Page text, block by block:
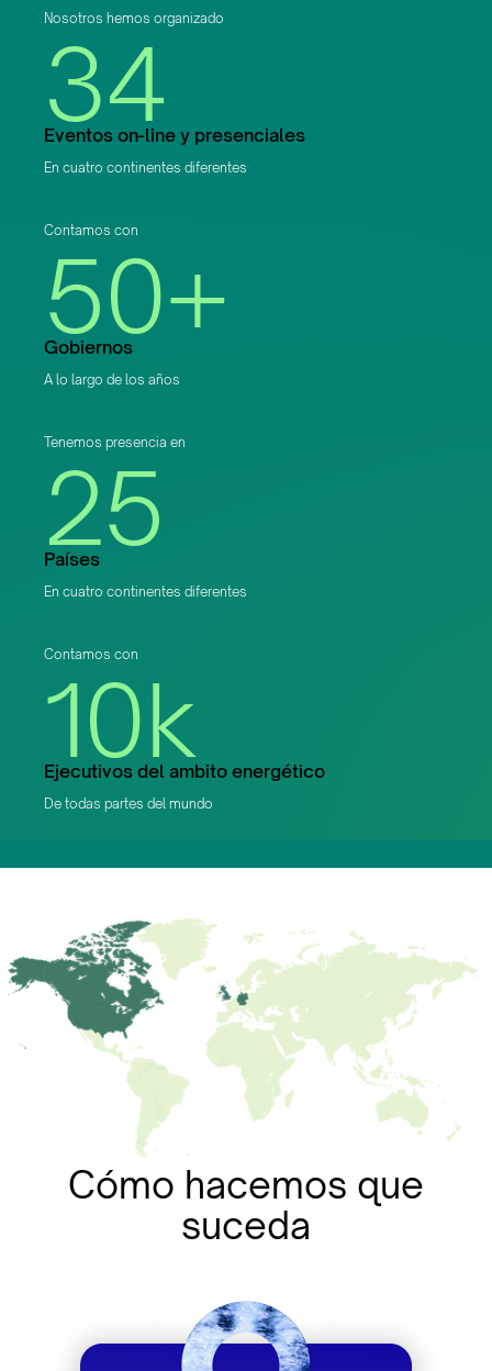
Nosotros hemos organizado
34
Eventos on-line y presenciales
En cuatro continentes diferentes
Contamos con
50+
Gobiernos
A lo largo de los años
Tenemos presencia en
25
Países
En cuatro continentes diferentes
Contamos con
10k
Ejecutivos del ambito energético
De todas partes del mundo
Cómo hacemos que
suceda